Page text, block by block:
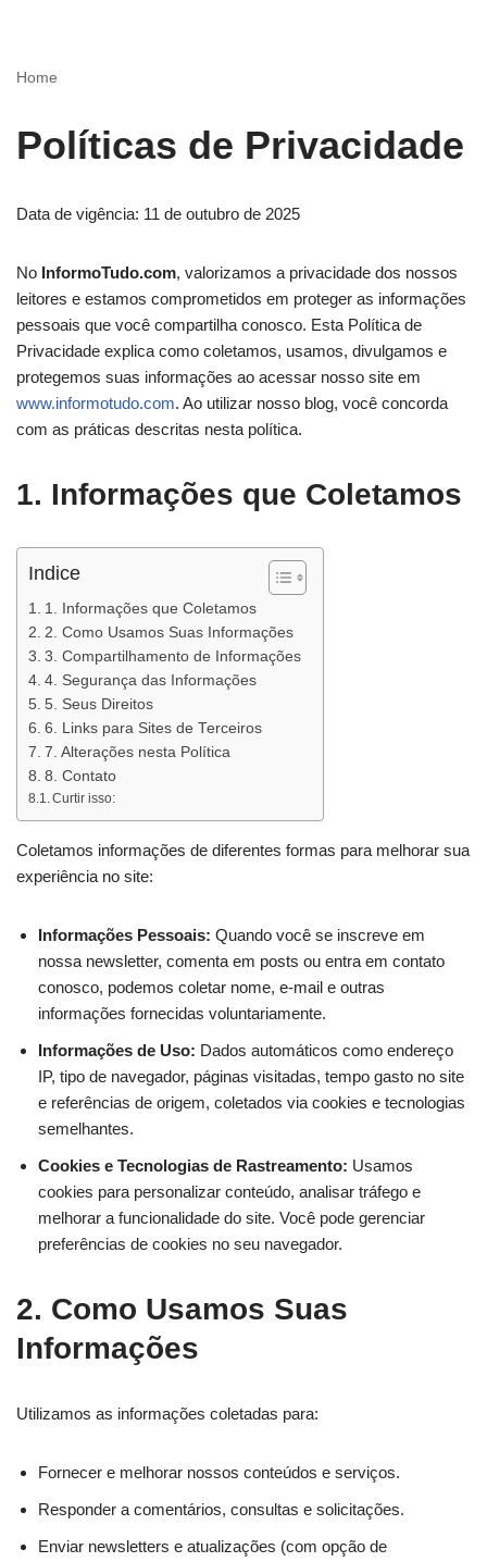
para
conteúdo
Home
Políticas de Privacidade
Data de vigência: 11 de outubro de 2025
No InformoTudo.com, valorizamos a privacidade dos nossos
leitores e estamos comprometidos em proteger as informações
pessoais que você compartilha conosco. Esta Política de
Privacidade explica como coletamos, usamos, divulgamos e
protegemos suas informações ao acessar nosso site em
www.informotudo.com. Ao utilizar nosso blog, você concorda
com as práticas descritas nesta política.
1. Informações que Coletamos
Indice
1. Informações que Coletamos
2. Como Usamos Suas Informações
3. Compartilhamento de Informações
4. Segurança das Informações
5. Seus Direitos
6. Links para Sites de Terceiros
7. Alterações nesta Política
8. Contato
Curtir isso:
Coletamos informações de diferentes formas para melhorar sua
experiência no site:
Informações Pessoais: Quando você se inscreve em
nossa newsletter, comenta em posts ou entra em contato
conosco, podemos coletar nome, e-mail e outras
informações fornecidas voluntariamente.
Informações de Uso: Dados automáticos como endereço
IP, tipo de navegador, páginas visitadas, tempo gasto no site
e referências de origem, coletados via cookies e tecnologias
semelhantes.
Cookies e Tecnologias de Rastreamento: Usamos
cookies para personalizar conteúdo, analisar tráfego e
melhorar a funcionalidade do site. Você pode gerenciar
preferências de cookies no seu navegador.
2. Como Usamos Suas
Informações
Utilizamos as informações coletadas para:
Fornecer e melhorar nossos conteúdos e serviços.
Responder a comentários, consultas e solicitações.
Enviar newsletters e atualizações (com opção de